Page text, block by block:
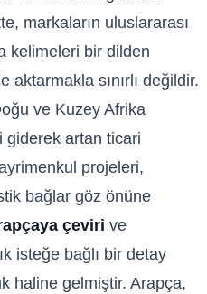
markaların uluslararası
kelimeleri bir dilden
sınırlı değildir.
ve Kuzey Afrika
giderek artan ticari
projeleri,
bağlar göz önüne
çeviri ve
isteğe bağlı bir detay
haline gelmiştir. Arapça,